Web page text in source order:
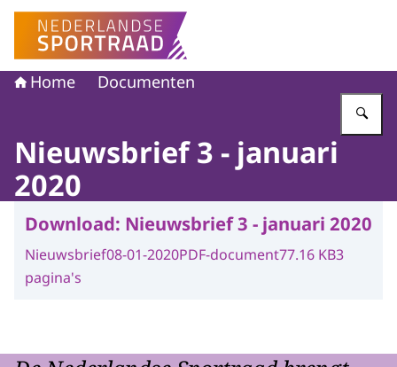
Naar de homepage van Nederlandse Sportraad
Home Documenten
Nieuwsbrief 3 - januari
2020
Download: Nieuwsbrief 3 - januari 2020
Nieuwsbrief08-01-2020PDF-document77.16 KB3
pagina's